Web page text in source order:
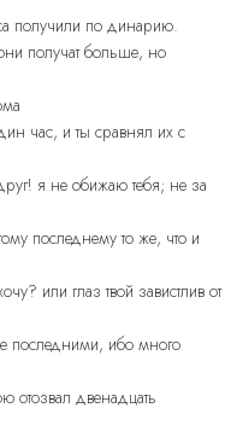
получили по динарию.
получат больше, но
час, и ты сравнял их с
я не обижаю тебя; не за
последнему то же, что и
или глаз твой завистлив от
последними, ибо много
отозвал двенадцать